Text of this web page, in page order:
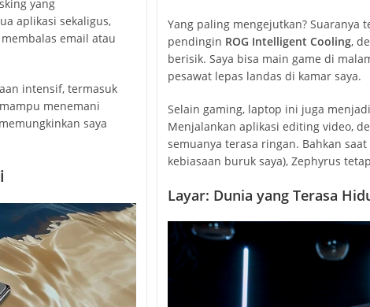
yang
aplikasi sekaligus,
email atau
intensif, termasuk
menemani
saya
Yang paling mengejutkan? Suaranya
pendingin ROG Intelligent Cooling,
berisik. Saya bisa main game di
pesawat lepas landas di kamar saya.
Selain gaming, laptop ini juga
Menjalankan aplikasi editing video,
semuanya terasa ringan. Bahkan
kebiasaan buruk saya), Zephyrus
Layar: Dunia yang Terasa